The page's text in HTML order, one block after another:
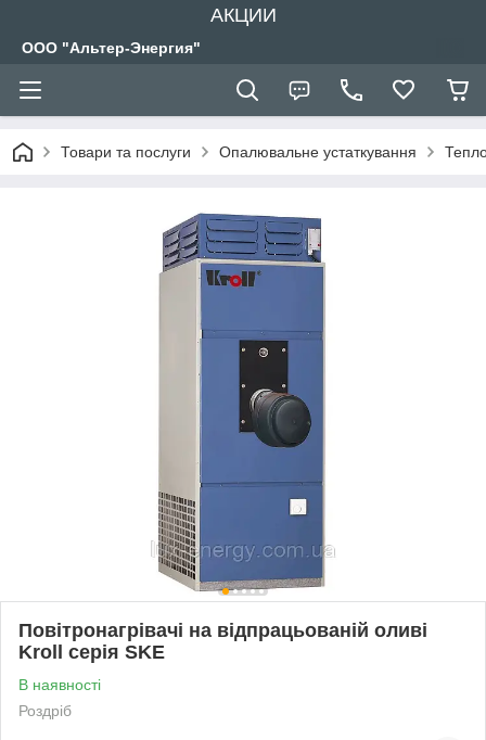
АКЦИИ
ООО "Альтер-Энергия"
Товари та послуги Опалювальне устаткування
Повітронагрівачі на відпрацьованій оливі
Kroll серія SKE
В наявності
Роздріб